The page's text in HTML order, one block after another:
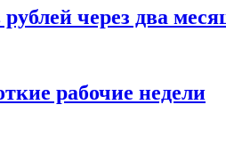
через два
рабочие недели